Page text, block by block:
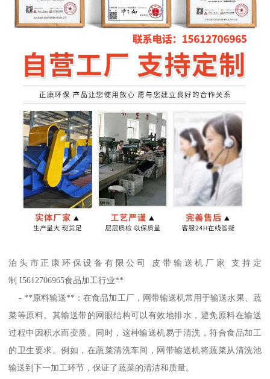
泊头市正康环保设备有限公司 皮带输送机厂家 支持定
制 I5612706965食品加工行业**
- **原料输送**：在食品加工厂，网带输送机常用于输送水果、蔬
菜等原料。其输送带的网眼结构可以有效地排水，避免原料在输送
过程中因积水而变质。同时，这种输送机易于清洗，符合食品加工
的卫生要求。例如，在蔬菜清洗车间，网带输送机将蔬菜从清洗池
输送到下一加工环节，保证了蔬菜的清洁和质量。